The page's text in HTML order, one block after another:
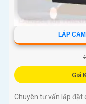
LẮP
Giá
Chuyên tư vấn lăp